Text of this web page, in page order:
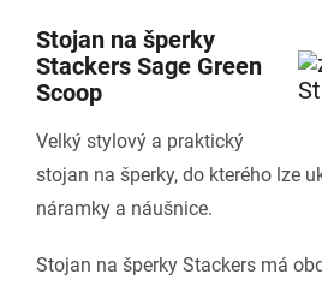
Stojan na šperky
Stackers Sage Green
Scoop
Velký stylový a praktický
stojan na šperky, do kterého lze
náramky a náušnice.
Stojan na šperky Stackers má